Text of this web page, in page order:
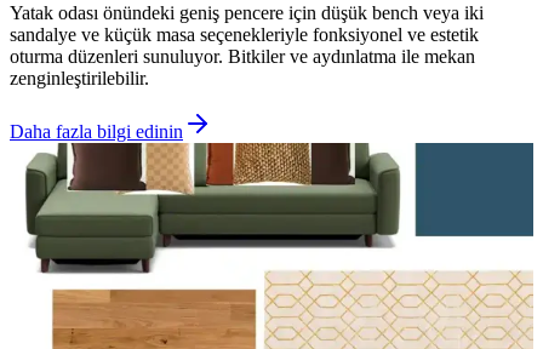
Yatak odası önündeki geniş pencere için düşük bench veya iki
sandalye ve küçük masa seçenekleriyle fonksiyonel ve estetik
oturma düzenleri sunuluyor. Bitkiler ve aydınlatma ile mekan
zenginleştirilebilir.
Daha fazla bilgi edinin